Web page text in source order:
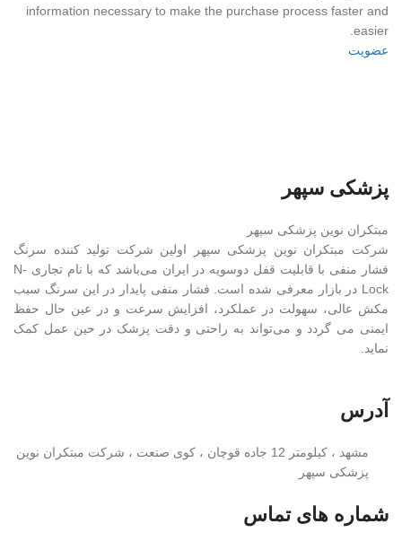
information necessary to make the purchase process faster and
easier.
عضویت
پزشکی سپهر
مبتکران نوین پزشکی سپهر
شرکت مبتکران نوین پزشکی سپهر اولین شرکت تولید کننده سرنگ
فشار منفی با قابلیت قفل دوسویه در ایران می‌باشد که با نام تجاری N-
Lock در بازار معرفی شده است. فشار منفی پایدار در این سرنگ سبب
مکش عالی، سهولت در عملکرد، افزایش سرعت و در عین حال حفظ
ایمنی می گردد و می‌تواند به راحتی و دقت پزشک در حین عمل کمک
نماید.
آدرس
مشهد ، کیلومتر 12 جاده قوچان ، کوی صنعت ، شرکت مبتکران نوین
پزشکی سپهر
شماره های تماس